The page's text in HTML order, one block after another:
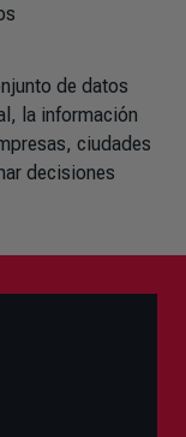
de datos
la información
ciudades
decisiones